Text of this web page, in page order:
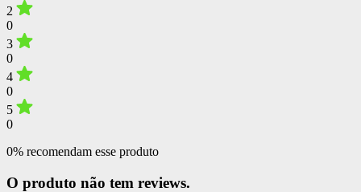
2
0
3
0
4
0
5
0
0% recomendam esse produto
O produto não tem reviews.